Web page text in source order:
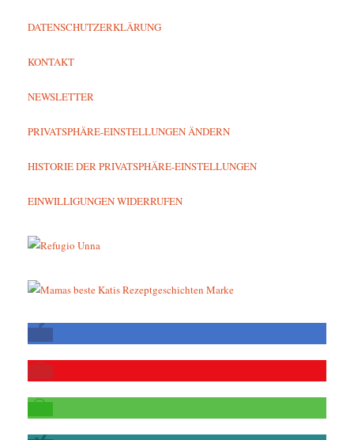
DATENSCHUTZERKLÄRUNG
KONTAKT
NEWSLETTER
PRIVATSPHÄRE-EINSTELLUNGEN ÄNDERN
HISTORIE DER PRIVATSPHÄRE-EINSTELLUNGEN
EINWILLIGUNGEN WIDERRUFEN